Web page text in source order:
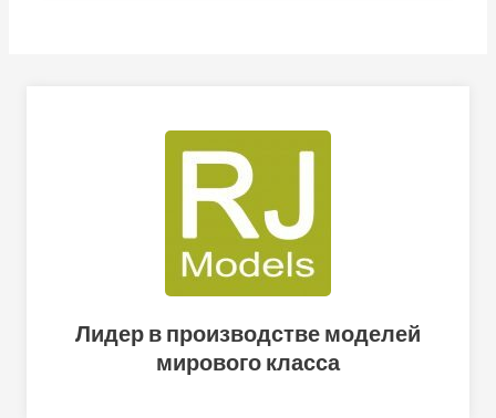
Лидер в производстве моделей
мирового класса